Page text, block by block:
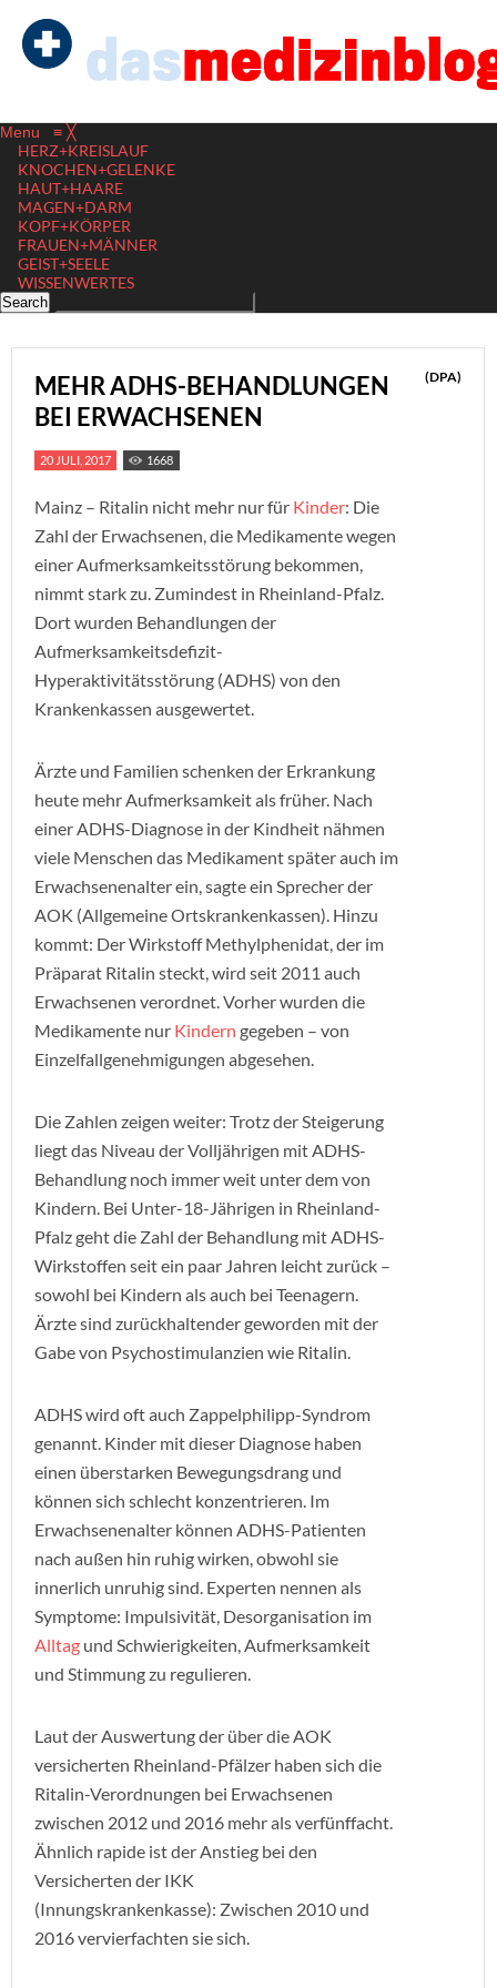
Menu ≡ ╳
HERZ+KREISLAUF
KNOCHEN+GELENKE
HAUT+HAARE
MAGEN+DARM
KOPF+KÖRPER
FRAUEN+MÄNNER
GEIST+SEELE
WISSENWERTES
MEHR ADHS-BEHANDLUNGEN
BEI ERWACHSENEN
(DPA)
20 JULI, 2017 1668
Mainz – Ritalin nicht mehr nur für Kinder: Die
Zahl der Erwachsenen, die Medikamente wegen
einer Aufmerksamkeitsstörung bekommen,
nimmt stark zu. Zumindest in Rheinland-Pfalz.
Dort wurden Behandlungen der
Aufmerksamkeitsdefizit-
Hyperaktivitätsstörung (ADHS) von den
Krankenkassen ausgewertet.
Ärzte und Familien schenken der Erkrankung
heute mehr Aufmerksamkeit als früher. Nach
einer ADHS-Diagnose in der Kindheit nähmen
viele Menschen das Medikament später auch im
Erwachsenenalter ein, sagte ein Sprecher der
AOK (Allgemeine Ortskrankenkassen). Hinzu
kommt: Der Wirkstoff Methylphenidat, der im
Präparat Ritalin steckt, wird seit 2011 auch
Erwachsenen verordnet. Vorher wurden die
Medikamente nur Kindern gegeben – von
Einzelfallgenehmigungen abgesehen.
Die Zahlen zeigen weiter: Trotz der Steigerung
liegt das Niveau der Volljährigen mit ADHS-
Behandlung noch immer weit unter dem von
Kindern. Bei Unter-18-Jährigen in Rheinland-
Pfalz geht die Zahl der Behandlung mit ADHS-
Wirkstoffen seit ein paar Jahren leicht zurück –
sowohl bei Kindern als auch bei Teenagern.
Ärzte sind zurückhaltender geworden mit der
Gabe von Psychostimulanzien wie Ritalin.
ADHS wird oft auch Zappelphilipp-Syndrom
genannt. Kinder mit dieser Diagnose haben
einen überstarken Bewegungsdrang und
können sich schlecht konzentrieren. Im
Erwachsenenalter können ADHS-Patienten
nach außen hin ruhig wirken, obwohl sie
innerlich unruhig sind. Experten nennen als
Symptome: Impulsivität, Desorganisation im
Alltag und Schwierigkeiten, Aufmerksamkeit
und Stimmung zu regulieren.
Laut der Auswertung der über die AOK
versicherten Rheinland-Pfälzer haben sich die
Ritalin-Verordnungen bei Erwachsenen
zwischen 2012 und 2016 mehr als verfünffacht.
Ähnlich rapide ist der Anstieg bei den
Versicherten der IKK
(Innungskrankenkasse): Zwischen 2010 und
2016 vervierfachten sie sich.